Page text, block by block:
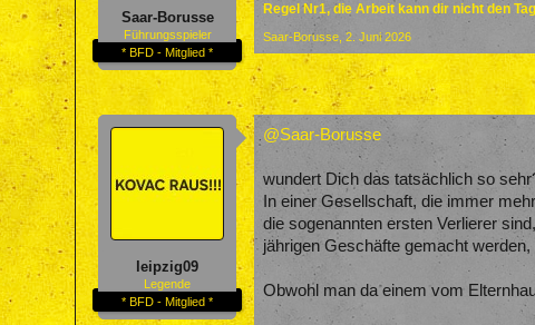
Saar-Borusse
Führungsspieler
* BFD - Mitglied *
Regel Nr1, die Arbeit kann dir nicht den
Saar-Borusse 2. Juni 2026
leipzig09
Legende
* BFD - Mitglied *
@Saar-Borusse
wundert Dich das tatsächlich so
In einer Gesellschaft, die immer
die sogenannten ersten Verlierer
jährigen Geschäfte gemacht
Obwohl man da einem vom